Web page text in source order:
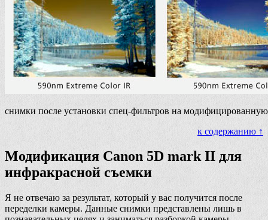
снимки после установки спец-фильтров на
к содержанию ↑
Модификация Canon 5D mark II для
инфракрасной съемки
Я не отвечаю за результат, который у вас получится после
переделки камеры. Данные снимки представлены лишь в